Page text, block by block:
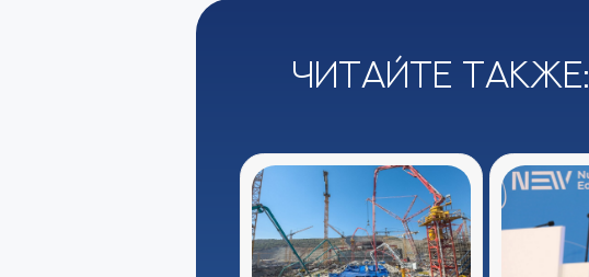
Читайте также: